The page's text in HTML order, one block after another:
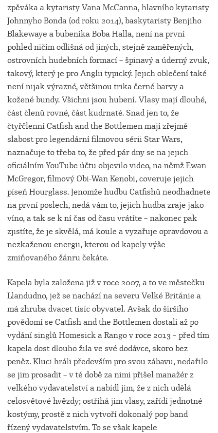
zpěváka a kytaristy Vana McCanna, hlavního kytaristy
Johnnyho Bonda (od roku 2014), baskytaristy Benjiho
Blakewaye a bubeníka Boba Halla, není na první
pohled ničím odlišná od jiných, stejně zaměřených,
ostrovních hudebních formací – špinavý a úderný zvuk,
takový, který je pro Anglii typický. Jejich oblečení také
není nijak výrazné, většinou trika černé barvy a
kožené bundy. Všichni jsou hubení. Vlasy mají dlouhé,
část členů rovné, část kudrnaté. Snad jen to, že
čtyřčlenní Catfish and the Bottlemen mají zřejmě
slabost pro legendární filmovou sérii Star Wars,
naznačuje to třeba to, že před pár dny se na jejich
oficiálním YouTube účtu objevilo video, na němž Ewan
McGregor, filmový Obi-Wan Kenobi, coveruje jejich
píseň Hourglass. Jenomže hudbu Catfishů neodhadnete
na první poslech, nedá vám to, jejich hudba zraje jako
víno, a tak se k ní čas od času vrátíte – nakonec pak
zjistíte, že je skvělá, má koule a vyzařuje opravdovou a
nezkaženou energii, kterou od kapely výše
zmiňovaného žánru čekáte.
Kapela byla založena již v roce 2007, a to ve městečku
Llandudno, jež se nachází na severu Velké Británie a
má zhruba dvacet tisíc obyvatel. Avšak do širšího
povědomí se Catfish and the Bottlemen dostali až po
vydání singlů Homesick a Rango v roce 2013 – před tím
kapela dost dlouho žila ve své dodávce, skoro bez
peněz. Kluci hráli především pro svou zábavu, nedařilo
se jim prosadit – v té době za nimi přišel manažér z
velkého vydavatelství a nabídl jim, že z nich udělá
celosvětové hvězdy; ostříhá jim vlasy, zařídí jednotné
kostýmy, prostě z nich vytvoří dokonalý pop band
řízený vydavatelstvím. To se však kapele